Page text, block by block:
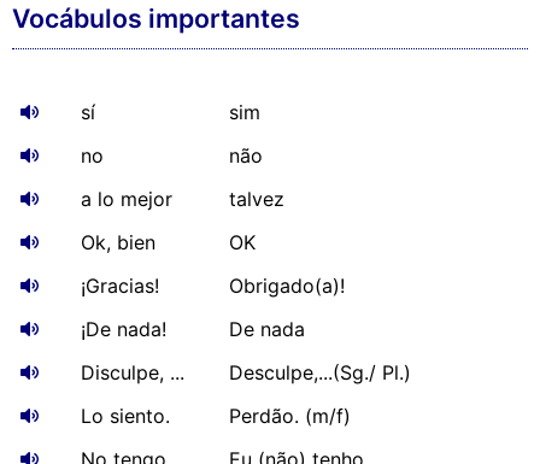
Vocábulos importantes
sí
sim
no
não
a lo mejor
talvez
Ok, bien
OK
¡Gracias!
Obrigado(a)!
¡De nada!
De nada
Disculpe, ...
Desculpe,...(Sg./ Pl.)
Lo siento.
Perdão. (m/f)
No tengo ...
Eu (não) tenho ...